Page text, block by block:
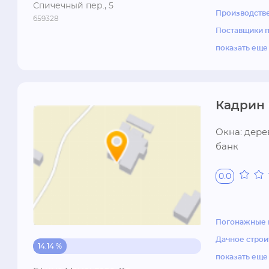
Спичечный пер., 5
659328
Бийский
выпускает
панелей,
Поставщики
показать еще
14.14 %
Кадрин
Окна:
банк
0.0
Погонажные
Дачное
показать еще